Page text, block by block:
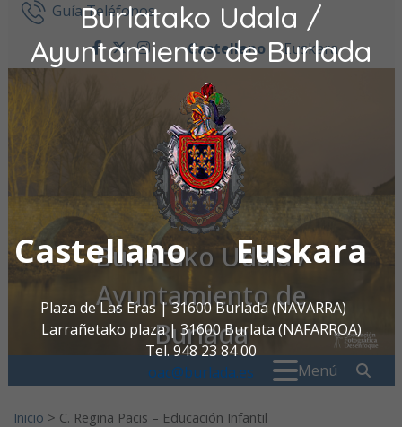
Burlatako Udala /
Ayuntamiento de Burlada
Castellano Euskara
Plaza de Las Eras | 31600 Burlada (NAVARRA)
Larrañetako plaza | 31600 Burlata (NAFARROA)
Tel. 948 23 84 00
oac@burlada.es
Ir al contenidoGuía Teléfonos
facebook
twitter
instagram
Castellano Euskara
Burlatako Udala /
Ayuntamiento de
Burlada
Menú
Inicio > C. Regina Pacis – Educación Infantil